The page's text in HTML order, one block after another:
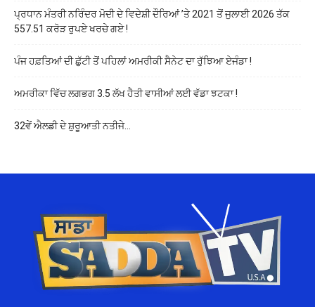
ਪ੍ਰਧਾਨ ਮੰਤਰੀ ਨਰਿੰਦਰ ਮੋਦੀ ਦੇ ਵਿਦੇਸ਼ੀ ਦੌਰਿਆਂ ’ਤੇ 2021 ਤੋਂ ਜੁਲਾਈ 2026 ਤੱਕ
557.51 ਕਰੋੜ ਰੁਪਏ ਖਰਚੇ ਗਏ !
ਪੰਜ ਹਫ਼ਤਿਆਂ ਦੀ ਛੁੱਟੀ ਤੋਂ ਪਹਿਲਾਂ ਅਮਰੀਕੀ ਸੈਨੇਟ ਦਾ ਰੁੱਝਿਆ ਏਜੰਡਾ !
ਅਮਰੀਕਾ ਵਿੱਚ ਲਗਭਗ 3.5 ਲੱਖ ਹੈਤੀ ਵਾਸੀਆਂ ਲਈ ਵੱਡਾ ਝਟਕਾ !
32ਵੇਂ ਐਲਡੀ ਦੇ ਸ਼ੁਰੂਆਤੀ ਨਤੀਜੇ…